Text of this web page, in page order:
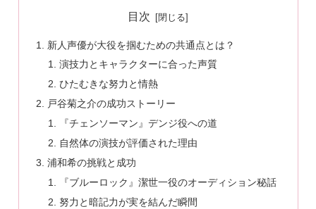
目次
新人声優が大役を掴むための共通点とは？
演技力とキャラクターに合った声質
ひたむきな努力と情熱
戸谷菊之介の成功ストーリー
『チェンソーマン』デンジ役への道
自然体の演技が評価された理由
浦和希の挑戦と成功
『ブルーロック』潔世一役のオーディション秘話
努力と暗記力が実を結んだ瞬間